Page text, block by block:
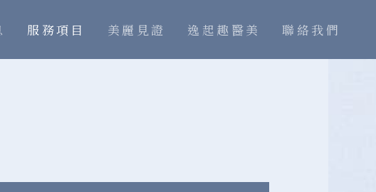
服務項目 美麗見證 逸起趣醫美 聯絡我們